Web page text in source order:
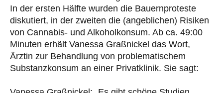
In der ersten Hälfte wurden die Bauernproteste
diskutiert, in der zweiten die (angeblichen) Risiken
von Cannabis- und Alkoholkonsum. Ab ca. 49:00
Minuten erhält Vanessa Graßnickel das Wort,
Ärztin zur Behandlung von problematischem
Substanzkonsum an einer Privatklinik. Sie sagt: